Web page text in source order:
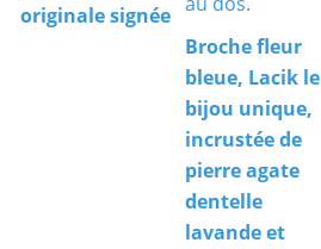
originale signée
Broche fleur
bleue, Lacik le
bijou unique,
incrustée de
pierre agate
dentelle
lavande et